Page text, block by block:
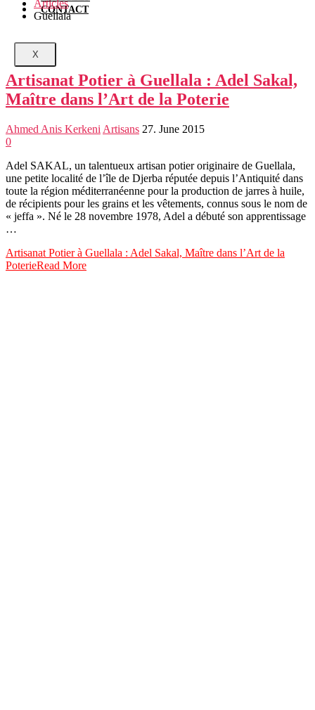
CONTACT
X
Articles
Guellala
Artisanat Potier à Guellala : Adel Sakal,
Maître dans l’Art de la Poterie
Ahmed Anis Kerkeni Artisans 27. June 2015
0
Adel SAKAL, un talentueux artisan potier originaire de Guellala,
une petite localité de l’île de Djerba réputée depuis l’Antiquité dans
toute la région méditerranéenne pour la production de jarres à huile,
de récipients pour les grains et les vêtements, connus sous le nom de
« jeffa ». Né le 28 novembre 1978, Adel a débuté son apprentissage
…
Artisanat Potier à Guellala : Adel Sakal, Maître dans l’Art de la
PoterieRead More